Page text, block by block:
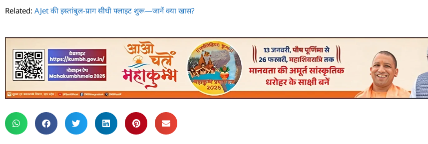
Related: AJet की इस्तांबुल-प्राग सीधी फ्लाइट शुरू—जानें क्या खास?